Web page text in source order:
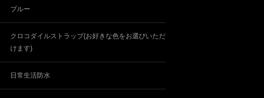
ブルー
クロコダイルストラップ(お好きな色をお選びいただ
けます)
日常生活防水